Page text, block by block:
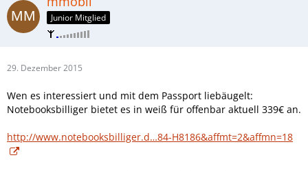
Junior Mitglied
29. Dezember 2015
Wen es interessiert und mit dem Passport liebäugelt:
Notebooksbilliger bietet es in weiß für offenbar aktuell 339€ an.
http://www.notebooksbilliger.d…84-H8186&affmt=2&affmn=18